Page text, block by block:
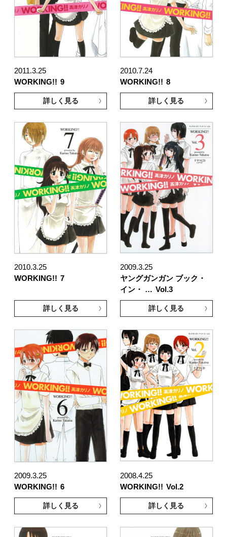
2011.3.25
WORKING!! 9
詳しく見る
2010.7.24
WORKING!! 8
詳しく見る
2010.3.25
WORKING!! 7
詳しく見る
2009.3.25
ヤングガンガン ブック・
イン・ … Vol.3
詳しく見る
2009.3.25
WORKING!! 6
詳しく見る
2008.4.25
WORKING!! Vol.2
詳しく見る